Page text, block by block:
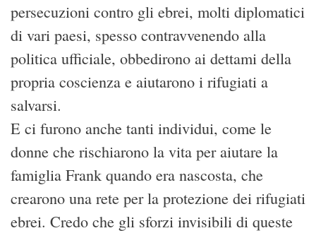
persecuzioni contro gli ebrei, molti diplomatici
di vari paesi, spesso contravvenendo alla
politica ufficiale, obbedirono ai dettami della
propria coscienza e aiutarono i rifugiati a
salvarsi.
E ci furono anche tanti individui, come le
donne che rischiarono la vita per aiutare la
famiglia Frank quando era nascosta, che
crearono una rete per la protezione dei rifugiati
ebrei. Credo che gli sforzi invisibili di queste